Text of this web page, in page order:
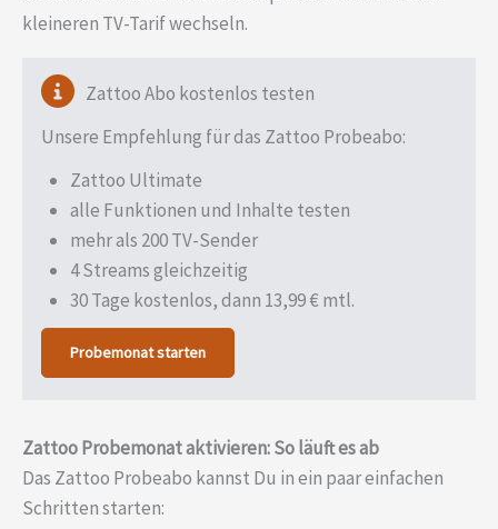
kleineren TV-Tarif wechseln.
Zattoo Abo kostenlos testen
Unsere Empfehlung für das Zattoo Probeabo:
Zattoo Ultimate
alle Funktionen und Inhalte testen
mehr als 200 TV-Sender
4 Streams gleichzeitig
30 Tage kostenlos, dann 13,99 € mtl.
Probemonat starten
Zattoo Probemonat aktivieren: So läuft es ab
Das Zattoo Probeabo kannst Du in ein paar einfachen
Schritten starten: